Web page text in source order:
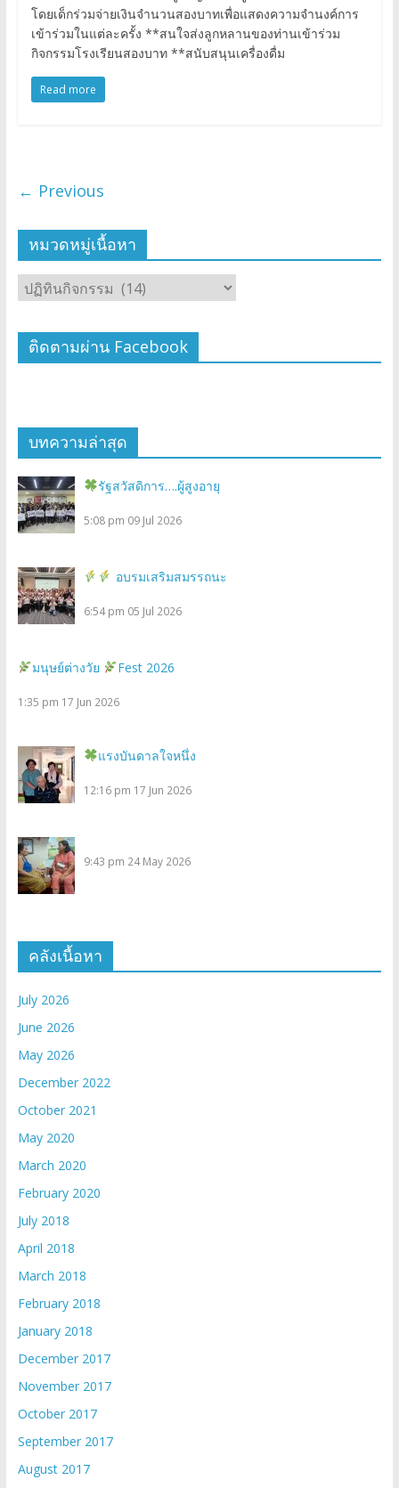
โดยเด็กร่วมจ่ายเงินจำนวนสองบาทเพื่อแสดงความจำนงค์การ
เข้าร่วมในแต่ละครั้ง **สนใจส่งลูกหลานของท่านเข้าร่วม
กิจกรรมโรงเรียนสองบาท **สนับสนุนเครื่องดื่ม
Read more
← Previous
หมวดหมู่เนื้อหา
ติดตามผ่าน Facebook
บทความล่าสุด
รัฐสวัสดิการ….ผู้สูงอายุ
5:08 pm 09 Jul 2026
อบรมเสริมสมรรถนะ
6:54 pm 05 Jul 2026
มนุษย์ต่างวัย Fest 2026
1:35 pm 17 Jun 2026
แรงบันดาลใจหนึ่ง
12:16 pm 17 Jun 2026
9:43 pm 24 May 2026
คลังเนื้อหา
July 2026
June 2026
May 2026
December 2022
October 2021
May 2020
March 2020
February 2020
July 2018
April 2018
March 2018
February 2018
January 2018
December 2017
November 2017
October 2017
September 2017
August 2017